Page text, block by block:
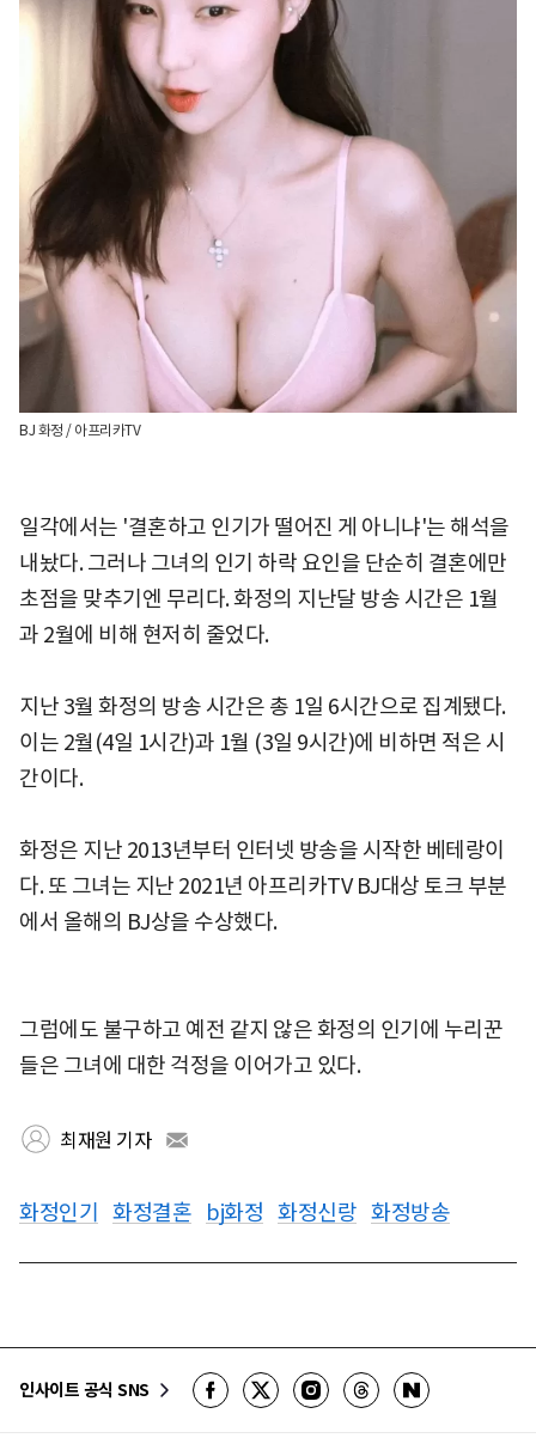
BJ 화정 / 아프리카TV
일각에서는 '결혼하고 인기가 떨어진 게 아니냐'는 해석을
내놨다. 그러나 그녀의 인기 하락 요인을 단순히 결혼에만
초점을 맞추기엔 무리다. 화정의 지난달 방송 시간은 1월
과 2월에 비해 현저히 줄었다.
지난 3월 화정의 방송 시간은 총 1일 6시간으로 집계됐다.
이는 2월(4일 1시간)과 1월 (3일 9시간)에 비하면 적은 시
간이다.
화정은 지난 2013년부터 인터넷 방송을 시작한 베테랑이
다. 또 그녀는 지난 2021년 아프리카TV BJ대상 토크 부분
에서 올해의 BJ상을 수상했다.
그럼에도 불구하고 예전 같지 않은 화정의 인기에 누리꾼
들은 그녀에 대한 걱정을 이어가고 있다.
최재원 기자
화정인기 화정결혼 bj화정 화정신랑 화정방송
인사이트 공식 SNS